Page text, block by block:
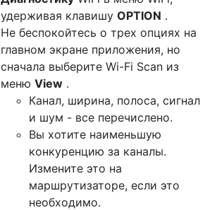
удерживая клавишу OPTION .
Не беспокойтесь о трех опциях на
главном экране приложения, но
сначала выберите Wi-Fi Scan из
меню View .
Канал, ширина, полоса, сигнал
и шум - все перечислено.
Вы хотите наименьшую
конкуренцию за каналы.
Измените это на
маршрутизаторе, если это
необходимо.